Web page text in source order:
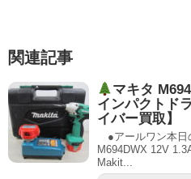
関連記事
マキタ
インパクトド
イバー買取】
●アールワン本
M694DWX 12V
Makit...